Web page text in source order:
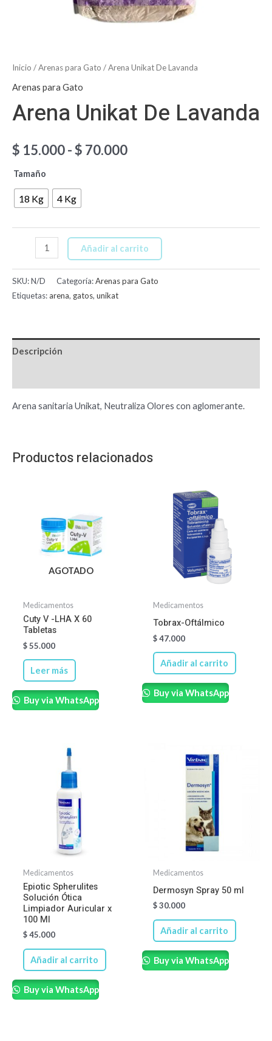
Inicio /Arenas para Gato / Arena Unikat De Lavanda
Arenas para Gato
Arena Unikat De Lavanda
$ 15.000-$ 70.000
Tamaño
18 Kg 4 Kg
Añadir al carrito
SKU:N/D Categoría:Arenas para Gato
Etiquetas:arena, gatos, unikat
Descripción
Arena sanitaria Unikat, Neutraliza Olores con aglomerante.
Productos relacionados
AGOTADO
Medicamentos
Cuty V -LHA X 60
Tabletas
$55.000
Leer más
Buy via WhatsApp
Medicamentos
Tobrax-Oftálmico
$47.000
Añadir al carrito
Buy via WhatsApp
Medicamentos
Epiotic Spherulites
Solución Ótica
Limpiador Auricular x
100 Ml
$45.000
Añadir al carrito
Buy via WhatsApp
Medicamentos
Dermosyn Spray 50 ml
$30.000
Añadir al carrito
Buy via WhatsApp